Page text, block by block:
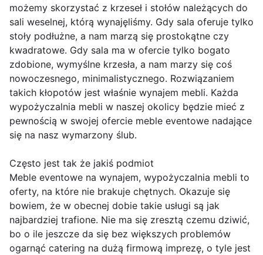
możemy skorzystać z krzeseł i stołów należących do
sali weselnej, którą wynajęliśmy. Gdy sala oferuje tylko
stoły podłużne, a nam marzą się prostokątne czy
kwadratowe. Gdy sala ma w ofercie tylko bogato
zdobione, wymyślne krzesła, a nam marzy się coś
nowoczesnego, minimalistycznego. Rozwiązaniem
takich kłopotów jest właśnie wynajem mebli. Każda
wypożyczalnia mebli w naszej okolicy będzie mieć z
pewnością w swojej ofercie meble eventowe nadające
się na nasz wymarzony ślub.
Często jest tak że jakiś podmiot
Meble eventowe na wynajem, wypożyczalnia mebli to
oferty, na które nie brakuje chętnych. Okazuje się
bowiem, że w obecnej dobie takie usługi są jak
najbardziej trafione. Nie ma się zresztą czemu dziwić,
bo o ile jeszcze da się bez większych problemów
ogarnąć catering na dużą firmową imprezę, o tyle jest